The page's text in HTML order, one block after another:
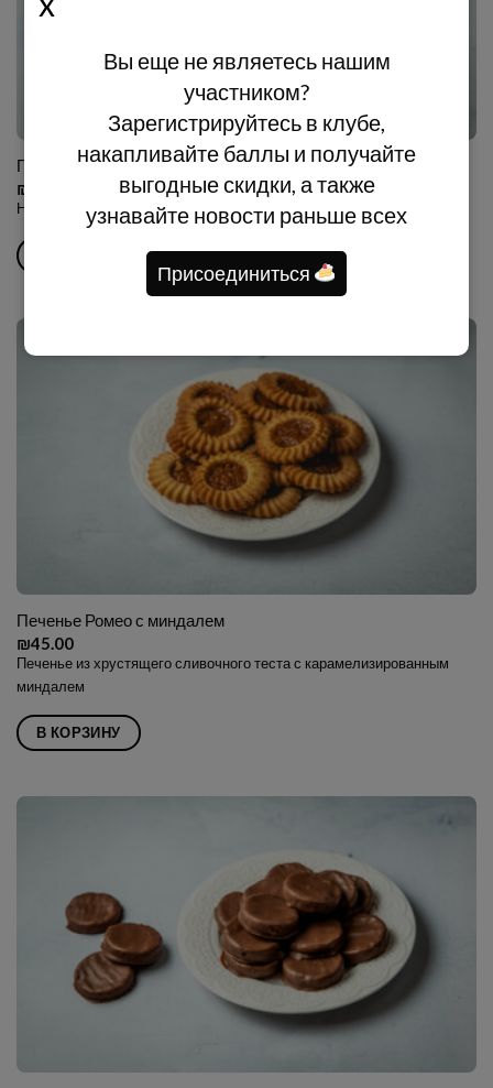
Песочное печенье с клубничным джемом
₪
Нежное песочное печенье с клубничным джемом
Печенье Ромео с миндалем
₪45.00
Печенье из хрустящего сливочного теста с карамелизированным
миндалем
В КОРЗИНУ
Вы еще не являетесь нашим
участником?
Зарегистрируйтесь в клубе,
накапливайте баллы и получайте
выгодные скидки, а также
узнавайте новости раньше всех
Присоединиться